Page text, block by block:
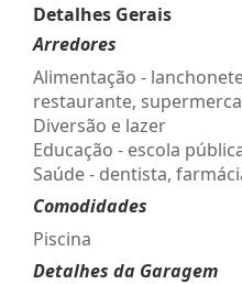
Detalhes Gerais
Arredores
Alimentação -
restaurante,
Diversão e lazer
Educação - escola
Saúde - dentista,
Comodidades
Piscina
Detalhes da Garagem